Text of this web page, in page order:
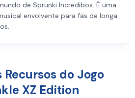
de Sprunki Incredibox. É uma
envolvente para fãs de longa
Recursos do Jogo
XZ Edition